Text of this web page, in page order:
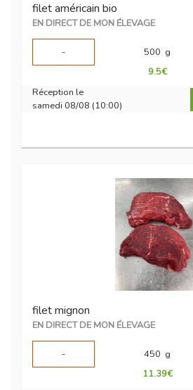
filet américain bio
EN DIRECT DE MON ÉLEVAGE
-
500 g
9.5€
Réception le
samedi 08/08 (10:00)
filet mignon
EN DIRECT DE MON ÉLEVAGE
-
450 g
11.39€